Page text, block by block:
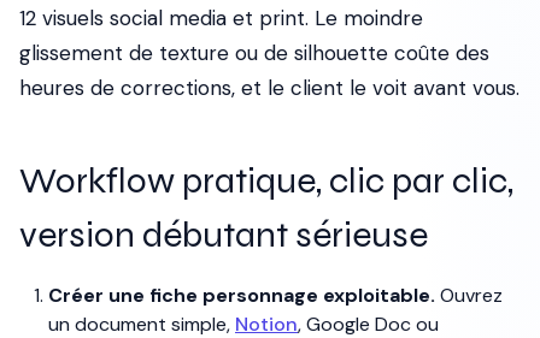
12 visuels social media et print. Le moindre
glissement de texture ou de silhouette coûte des
heures de corrections, et le client le voit avant vous.
Workflow pratique, clic par clic,
version débutant sérieuse
Créer une fiche personnage exploitable. Ouvrez
un document simple, Notion, Google Doc ou